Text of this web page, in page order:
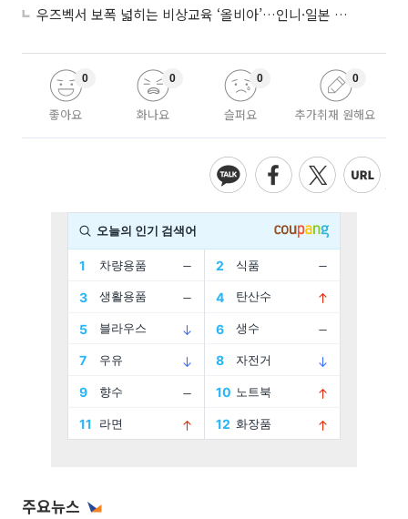
우즈벡서 보폭 넓히는 비상교육 ‘올비아’…인니·일본 진출 타진
좋아요
0
화나요
0
슬퍼요
0
추가취재 원해요
0
주요뉴스